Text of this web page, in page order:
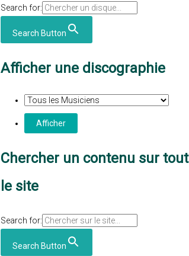
Search for:
Search Button
Afficher une discographie
Chercher un contenu sur tout
le site
Search for:
Search Button